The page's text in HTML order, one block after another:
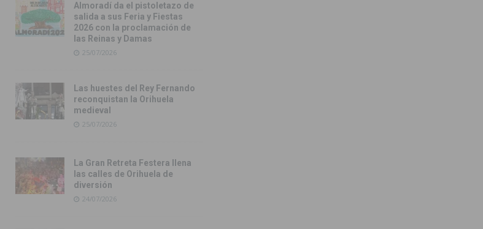
Almoradí da el pistoletazo de
salida a sus Feria y Fiestas
2026 con la proclamación de
las Reinas y Damas
25/07/2026
Las huestes del Rey Fernando
reconquistan la Orihuela
medieval
25/07/2026
La Gran Retreta Festera llena
las calles de Orihuela de
diversión
24/07/2026